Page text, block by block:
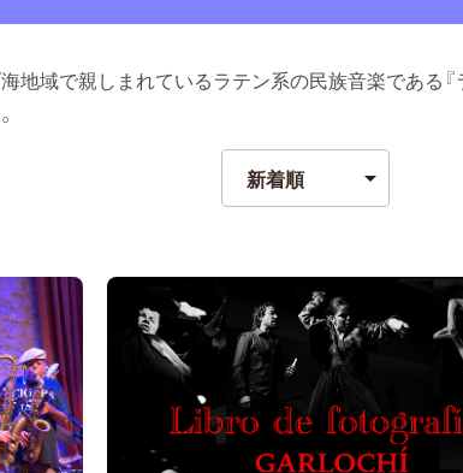
地域で親しまれているラテン系の民族音楽である